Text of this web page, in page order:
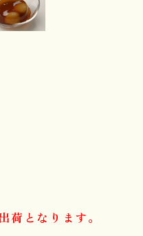
となります。